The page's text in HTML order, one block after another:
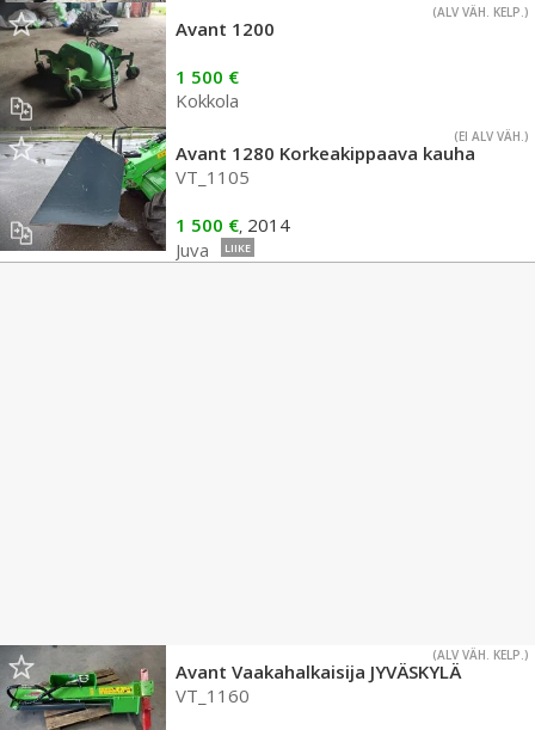
(ALV VÄH. KELP.)
Avant 1200
1 500 €
Kokkola
(EI ALV VÄH.)
Avant 1280 Korkeakippaava kauha
VT_1105
1 500 €, 2014
Juva
LIIKE
(ALV VÄH. KELP.)
Avant Vaakahalkaisija JYVÄSKYLÄ
VT_1160